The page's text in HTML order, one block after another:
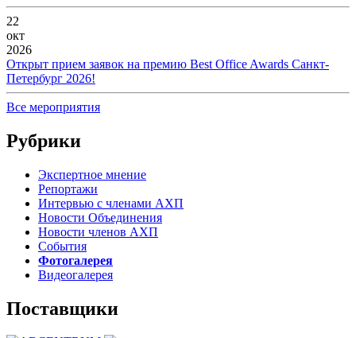
22
окт
2026
Открыт прием заявок на премию Best Office Awards Санкт-
Петербург 2026!
Все мероприятия
Рубрики
Экспертное мнение
Репортажи
Интервью с членами АХП
Новости Объединения
Новости членов АХП
События
Фотогалерея
Видеогалерея
Поставщики